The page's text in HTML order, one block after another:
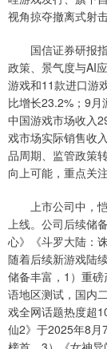
视角掠夺撤离式射击
国信证券研报指
政策、景气度与AI
游戏和11款进口游
比增长23.2%；9月
中国游戏市场收入
戏市场实际销售收
品周期、监管政策
向上可能，重点关
上市公司中，恺
上线。公司后续储
心》《斗罗大陆：
随着后续新游戏陆
储备丰富，1）重
语地区测试，国内
戏全网话题热度超
仙2》于2025年8月